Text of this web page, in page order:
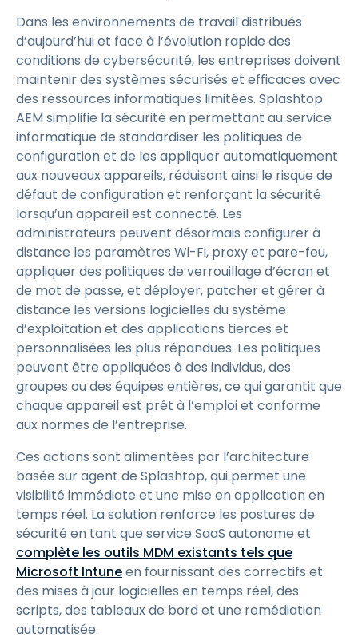
Dans les environnements de travail distribués
d’aujourd’hui et face à l’évolution rapide des
conditions de cybersécurité, les entreprises doivent
maintenir des systèmes sécurisés et efficaces avec
des ressources informatiques limitées. Splashtop
AEM simplifie la sécurité en permettant au service
informatique de standardiser les politiques de
configuration et de les appliquer automatiquement
aux nouveaux appareils, réduisant ainsi le risque de
défaut de configuration et renforçant la sécurité
lorsqu’un appareil est connecté. Les
administrateurs peuvent désormais configurer à
distance les paramètres Wi-Fi, proxy et pare-feu,
appliquer des politiques de verrouillage d’écran et
de mot de passe, et déployer, patcher et gérer à
distance les versions logicielles du système
d’exploitation et des applications tierces et
personnalisées les plus répandues. Les politiques
peuvent être appliquées à des individus, des
groupes ou des équipes entières, ce qui garantit que
chaque appareil est prêt à l’emploi et conforme
aux normes de l’entreprise.
Ces actions sont alimentées par l’architecture
basée sur agent de Splashtop, qui permet une
visibilité immédiate et une mise en application en
temps réel. La solution renforce les postures de
sécurité en tant que service SaaS autonome et
complète les outils MDM existants tels que
Microsoft Intuneen fournissant des correctifs et
des mises à jour logicielles en temps réel, des
scripts, des tableaux de bord et une remédiation
automatisée.